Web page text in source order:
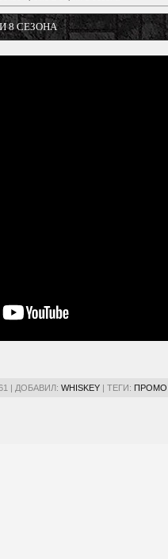
8 СЕЗОНА
| ДОБАВИЛ: WHISKEY | ТЕГИ: ПРОМО